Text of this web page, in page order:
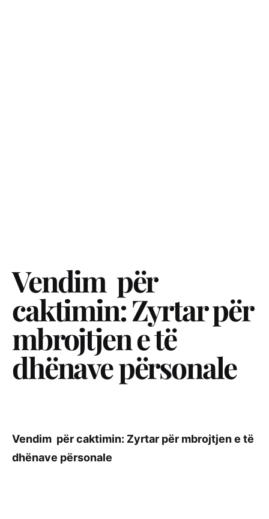
Vendim për
caktimin: Zyrtar për
mbrojtjen e të
dhënave përsonale
Vendim për caktimin: Zyrtar për mbrojtjen e të
dhënave përsonale